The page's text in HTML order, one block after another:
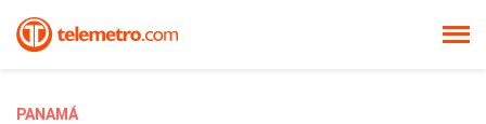
PANAMÁ